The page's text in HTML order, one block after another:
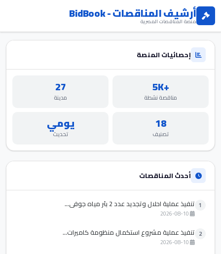
أرشيف المناقصات - BidBook
منصة المناقصات المصرية
إحصائيات المنصة
+5K
مناقصة نشطة
27
مدينة
18
تصنيف
يومي
تحديث
أحدث المناقصات
1 تنفيذ عملية احلال وتجديد عدد 2 بئر مياه جوفي...
2 تنفيذ عملية مشروع استكمال منظومة كاميرات...